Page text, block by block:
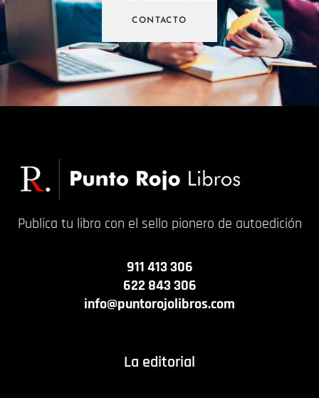
CONTACTO
Publica tu libro con el sello pionero de autoedición
911 413 306
622 843 306
info@puntorojolibros.com
La editorial